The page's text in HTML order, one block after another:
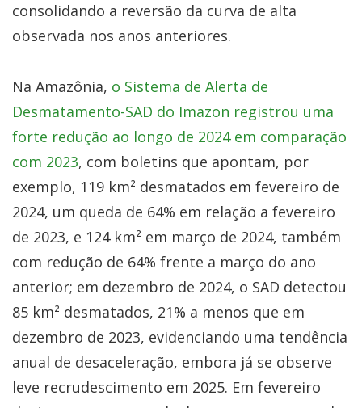
consolidando a reversão da curva de alta
observada nos anos anteriores.
Na Amazônia, o Sistema de Alerta de
Desmatamento-SAD do Imazon registrou uma
forte redução ao longo de 2024 em comparação
com 2023, com boletins que apontam, por
exemplo, 119 km² desmatados em fevereiro de
2024, um queda de 64% em relação a fevereiro
de 2023, e 124 km² em março de 2024, também
com redução de 64% frente a março do ano
anterior; em dezembro de 2024, o SAD detectou
85 km² desmatados, 21% a menos que em
dezembro de 2023, evidenciando uma tendência
anual de desaceleração, embora já se observe
leve recrudescimento em 2025. Em fevereiro